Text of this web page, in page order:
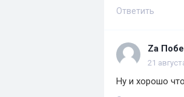
Ответить
Za
21
Ну и хорошо